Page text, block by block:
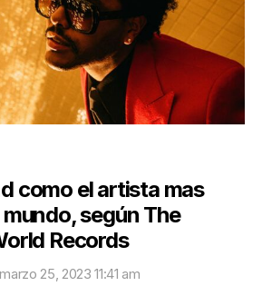
como el artista mas
según The
Records
marzo 25, 2023 11:41 am